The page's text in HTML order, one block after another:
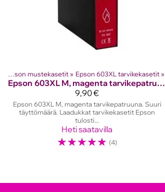
Epson mustekasetit ‪» Epson 603XL tarvikekasetit ‪»
Epson
603XL M, magenta tarvikepatruuna
9,90 €
Epson 603XL M, magenta tarvikepatruuna. Suuri
täyttömäärä. Laadukkat tarvikekasetit Epson
tulosti...
Heti saatavilla
☆☆☆☆☆ (4)
Tuotteet‪» Mustesuihkutulostinten kasetit